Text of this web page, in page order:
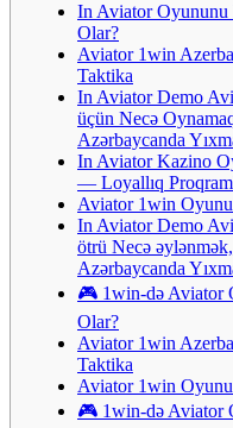
In Aviator Oyununu
Olar?
Aviator 1win
Taktika
In Aviator Demo
üçün Necə
Azərbaycanda
In Aviator Kazino
— Loyallıq
Aviator 1win
In Aviator Demo
ötrü Necə
Azərbaycanda
🎮 1win-də Aviator
Olar?
Aviator 1win
Taktika
Aviator 1win
🎮 1win-də Aviator